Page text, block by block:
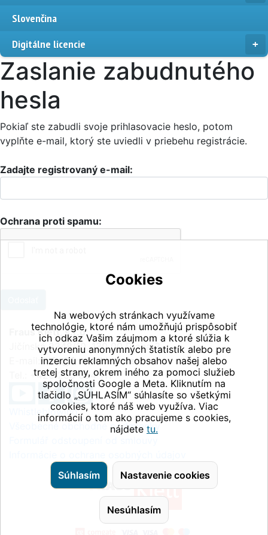
Slovenčina
Digitálne licencie
Zaslanie zabudnutého
hesla
Pokiaľ ste zabudli svoje prihlasovacie heslo, potom
vyplňte e-mail, ktorý ste uviedli v priebehu registrácie.
Zadajte registrovaný e-mail:
Ochrana proti spamu:
Fraus Klett, s.r.o.
Jičínská 2348/10, 130 00 Praha 3
E-mail:info@fraus-klett.cz
Tel.: +420 233 084 111
Whistleblowing
Všeobecné obchodné podmienky
Cookies
Na webových stránkach využívame
technológie, ktoré nám umožňujú prispôsobiť
ich odkaz Vašim záujmom a ktoré slúžia k
vytvoreniu anonymných štatistík alebo pre
inzerciu reklamných obsahov našej alebo
tretej strany, okrem iného za pomoci služieb
spoločnosti Google a Meta. Kliknutím na
tlačidlo „SÚHLASÍM“ súhlasíte so všetkými
cookies, ktoré náš web využíva. Viac
informácií o tom ako pracujeme s cookies,
nájdete tu.
Súhlasím Nastavenie cookies
Nesúhlasím